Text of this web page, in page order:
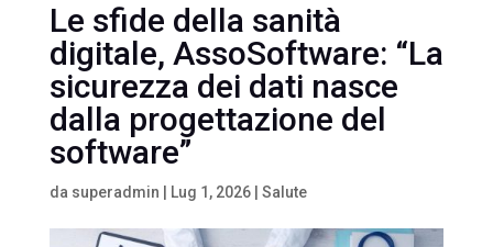
Le sfide della sanità
digitale, AssoSoftware: “La
sicurezza dei dati nasce
dalla progettazione del
software”
da superadmin Lug 1, 2026| Salute